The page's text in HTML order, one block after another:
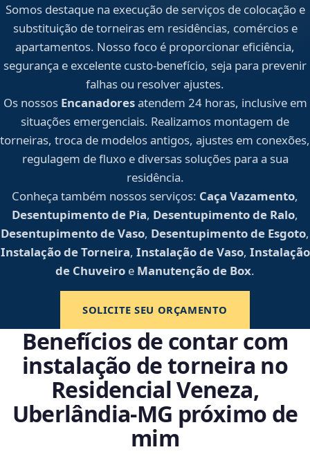
Somos destaque na execução de serviços de colocação e
substituição de torneiras em residências, comércios e
apartamentos. Nosso foco é proporcionar eficiência,
segurança e excelente custo-benefício, seja para prevenir
falhas ou resolver ajustes.
Os nossos Encanadoresatendem 24 horas, inclusive em
situações emergenciais. Realizamos montagem de
torneiras, troca de modelos antigos, ajustes em conexões,
regulagem de fluxo e diversas soluções para a sua
residência.
Conheça também nossos serviços: Caça Vazamento,
Desentupimento de Pia, Desentupimento de Ralo,
Desentupimento de Vaso, Desentupimento de Esgoto,
Instalação de Torneira, Instalação de Vaso, Instalação
de Chuveiro e Manutenção de Box.
SOLICITE SEU ORÇAMENTO
Benefícios de contar com
instalação de torneira no
Residencial Veneza,
Uberlândia‑MG próximo de
mim